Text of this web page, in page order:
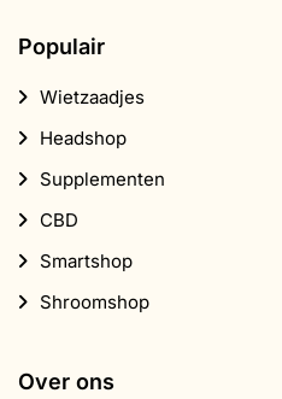
Populair
Wietzaadjes
Headshop
Supplementen
CBD
Smartshop
Shroomshop
Over ons